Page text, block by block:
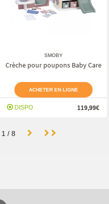
SMOBY
Crèche pour poupons Baby Care
ACHETER EN LIGNE
DISPO 119,99€
1 / 8